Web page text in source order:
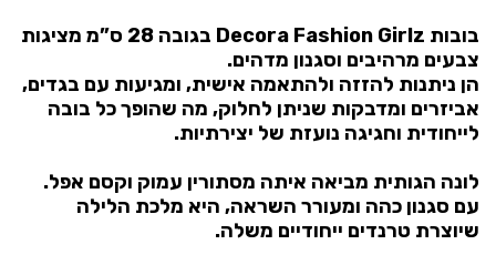
בובות Decora Fashion Girlz בגובה 28 ס”מ מציגות
צבעים מרהיבים וסגנון מדהים.
הן ניתנות להזזה ולהתאמה אישית, ומגיעות עם בגדים,
אביזרים ומדבקות שניתן לחלוק, מה שהופך כל בובה
לייחודית וחגיגה נועזת של יצירתיות.
לונה הגותית מביאה איתה מסתורין עמוק וקסם אפל.
עם סגנון כהה ומעורר השראה, היא מלכת הלילה
שיוצרת טרנדים ייחודיים משלה.